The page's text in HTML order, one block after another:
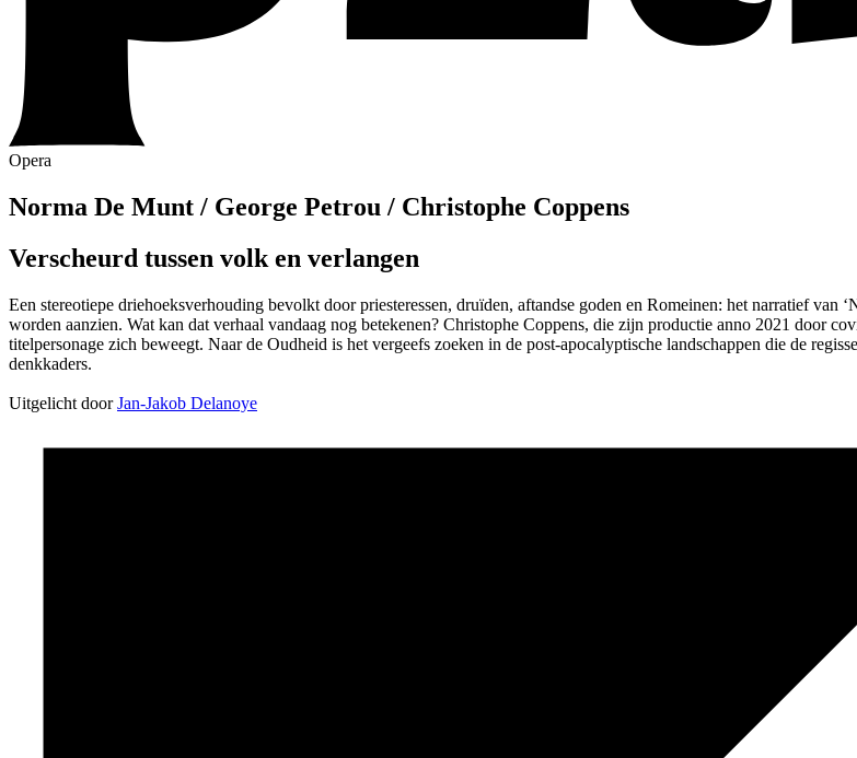
Opera
Norma De Munt / George Petrou / Christophe Coppens
Verscheurd tussen volk en verlangen
Een stereotiepe driehoeksverhouding bevolkt door priesteressen, druïden, aftandse goden en Romeinen: het narratief
worden aanzien. Wat kan dat verhaal vandaag nog betekenen? Christophe Coppens, die zijn productie anno 2021 door
titelpersonage zich beweegt. Naar de Oudheid is het vergeefs zoeken in de post-apocalyptische landschappen die de
denkkaders.
Uitgelicht doorJan-Jakob Delanoye